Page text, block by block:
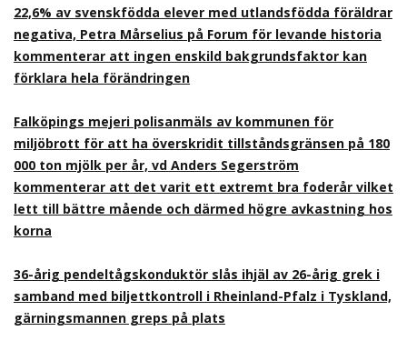
22,6% av svenskfödda elever med utlandsfödda föräldrar
negativa, Petra Mårselius på Forum för levande historia
kommenterar att ingen enskild bakgrundsfaktor kan
förklara hela förändringen
Falköpings mejeri polisanmäls av kommunen för
miljöbrott för att ha överskridit tillståndsgränsen på 180
000 ton mjölk per år, vd Anders Segerström
kommenterar att det varit ett extremt bra foderår vilket
lett till bättre mående och därmed högre avkastning hos
korna
36-årig pendeltågskonduktör slås ihjäl av 26-årig grek i
samband med biljettkontroll i Rheinland-Pfalz i Tyskland,
gärningsmannen greps på plats